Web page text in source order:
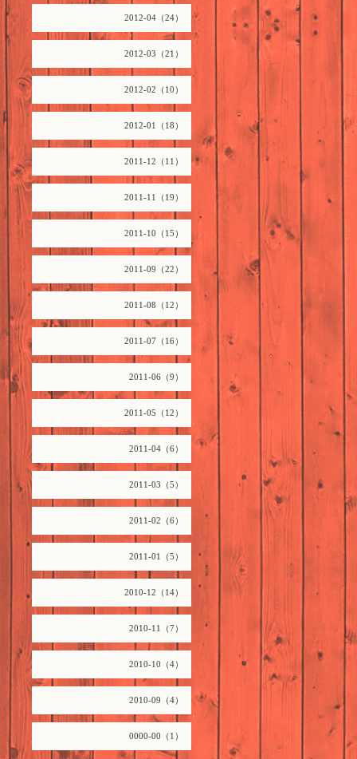
2012-04（24）
2012-03（21）
2012-02（10）
2012-01（18）
2011-12（11）
2011-11（19）
2011-10（15）
2011-09（22）
2011-08（12）
2011-07（16）
2011-06（9）
2011-05（12）
2011-04（6）
2011-03（5）
2011-02（6）
2011-01（5）
2010-12（14）
2010-11（7）
2010-10（4）
2010-09（4）
0000-00（1）